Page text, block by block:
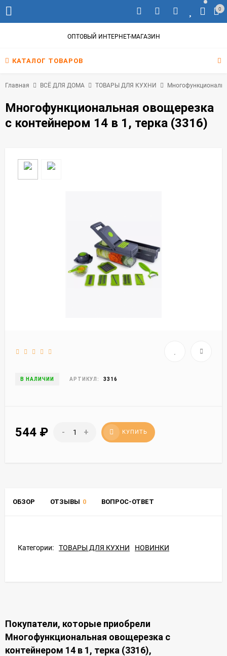
0
ОПТОВЫЙ ИНТЕРНЕТ-МАГАЗИН
КАТАЛОГ ТОВАРОВ
Главная ВСЁ ДЛЯ ДОМА ТОВАРЫ ДЛЯ КУХНИ
Многофункциональная овощерезка
с контейнером 14 в 1, терка (3316)
В НАЛИЧИИ АРТИКУЛ: 3316
544 ₽ - + КУПИТЬ
ОБЗОР ОТЗЫВЫ 0 ВОПРОС-ОТВЕТ
Категории: ТОВАРЫ ДЛЯ КУХНИ НОВИНКИ
Покупатели, которые приобрели
Многофункциональная овощерезка с
контейнером 14 в 1, терка (3316),